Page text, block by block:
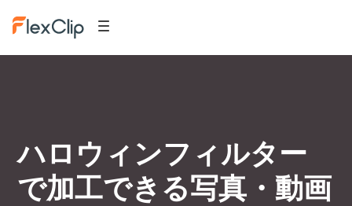
ハロウィンフィルター
で加工できる写真・動画